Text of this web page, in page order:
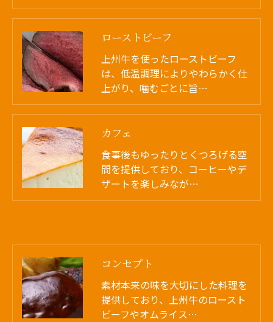
ローストビーフ
上州牛を使ったローストビーフ
は、低温調理によりやわらかく仕
上がり、噛むごとに旨…
カフェ
食事後もゆったりとくつろげる空
間を提供しており、コーヒーやデ
ザートを楽しみなが…
コンセプト
素材本来の味を大切にした料理を
提供しており、上州牛のロースト
ビーフやオムライス…